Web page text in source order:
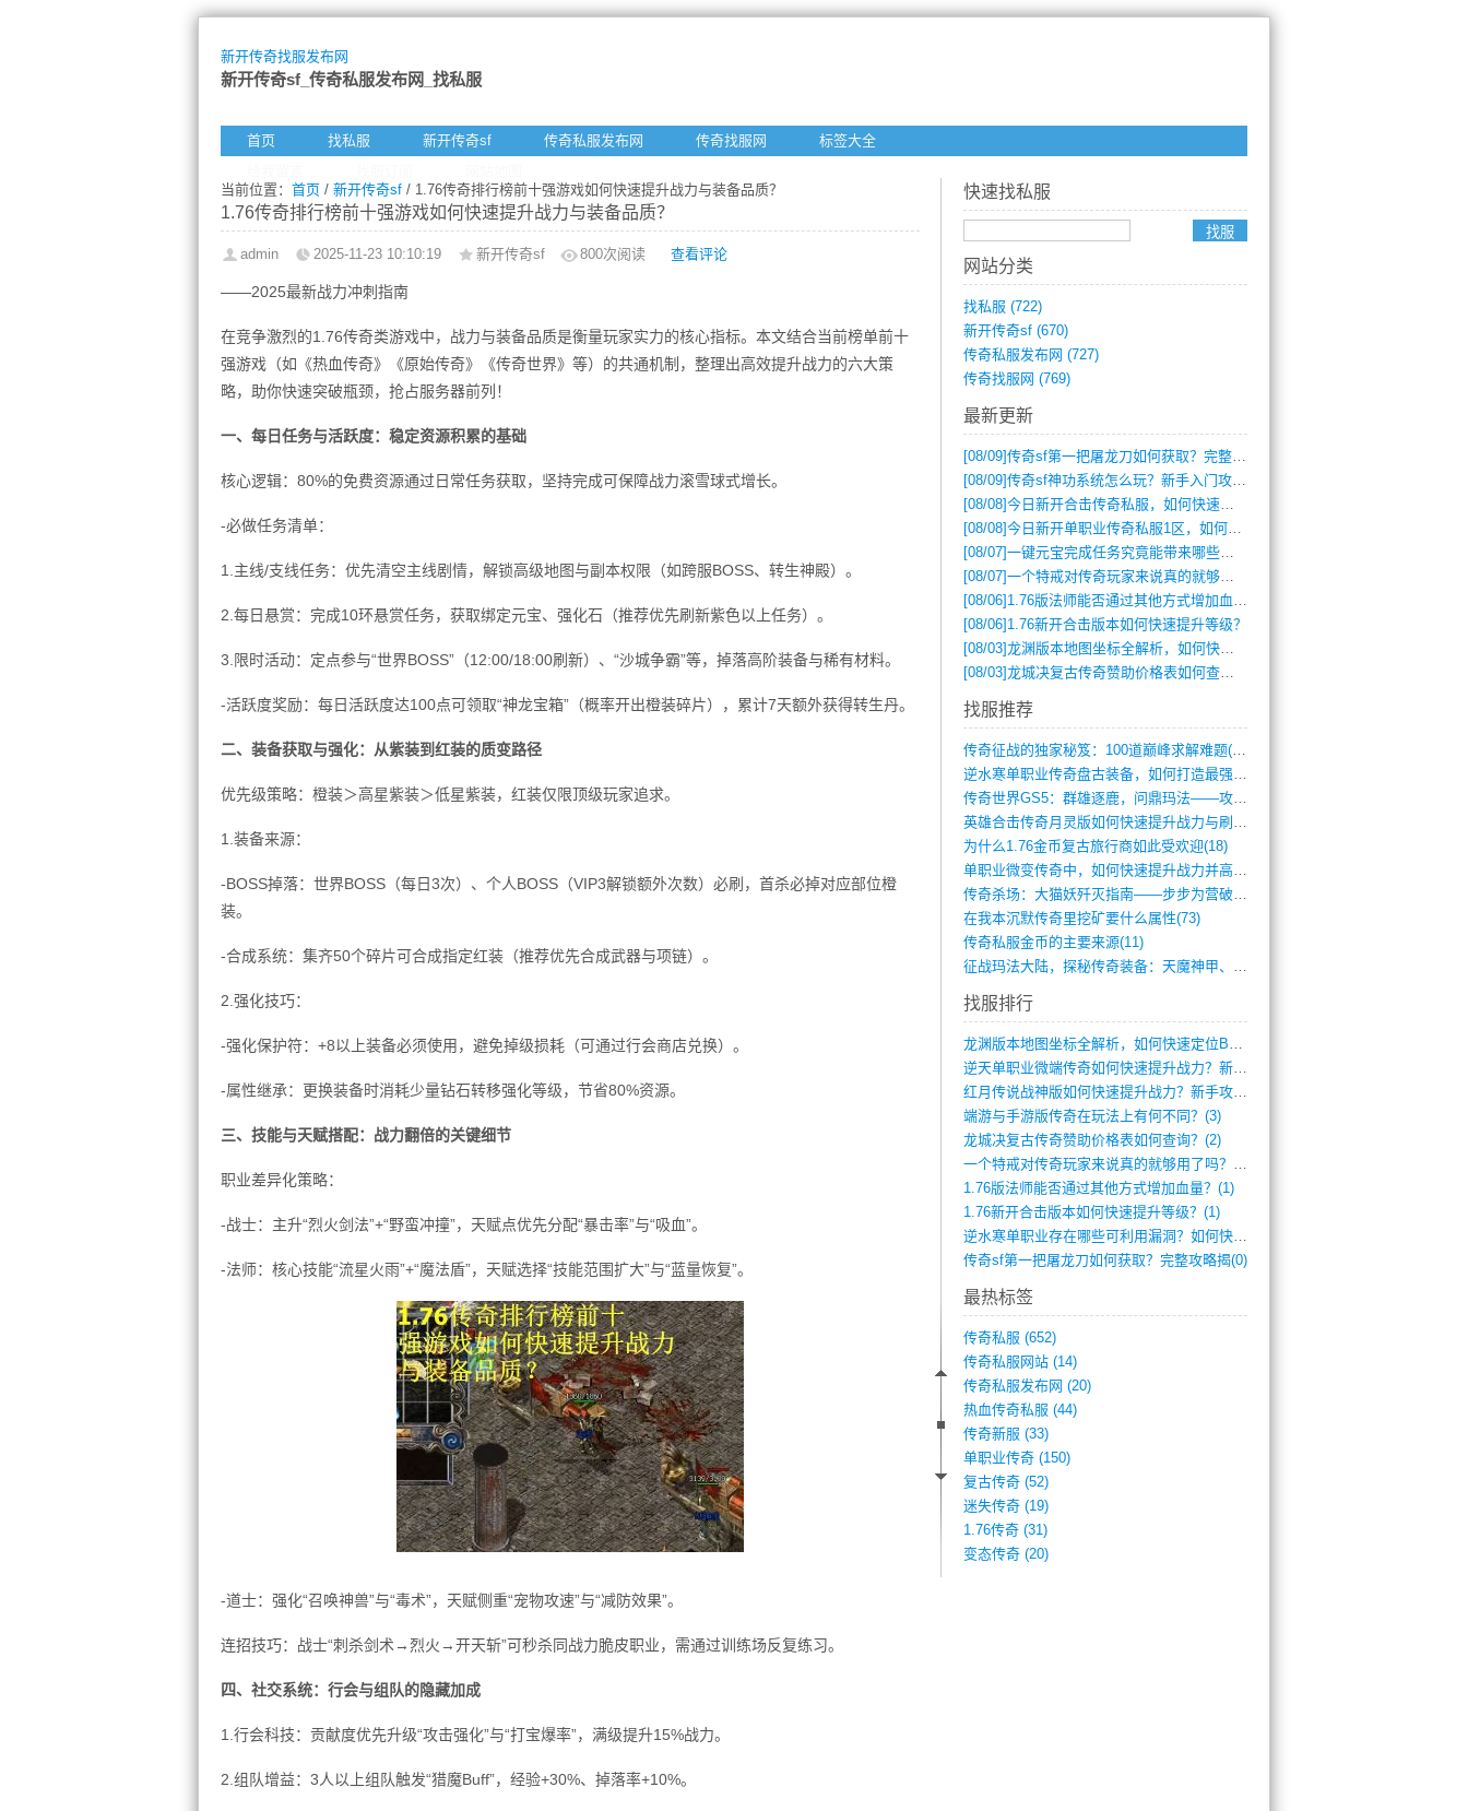
新开传奇找服发布网
新开传奇sf_传奇私服发布网_找私服
首页 找私服 新开传奇sf 传奇私服发布网 传奇找服网
标签大全
当前位置： 首页 / 新开传奇sf / 1.76传奇排行榜前十强游戏如何快速提升战力与装备品质？
1.76传奇排行榜前十强游戏如何快速提升战力与装备品质？
admin 2025-11-23 10:10:19 新开传奇sf 800次阅读 查看评论
——2025最新战力冲刺指南
在竞争激烈的1.76传奇类游戏中，战力与装备品质是衡量玩家实力的核心指标。本文结合当前榜单前十
强游戏（如《热血传奇》《原始传奇》《传奇世界》等）的共通机制，整理出高效提升战力的六大策
略，助你快速突破瓶颈，抢占服务器前列！
一、每日任务与活跃度：稳定资源积累的基础
核心逻辑：80%的免费资源通过日常任务获取，坚持完成可保障战力滚雪球式增长。
-必做任务清单：
1.主线/支线任务：优先清空主线剧情，解锁高级地图与副本权限（如跨服BOSS、转生神殿）。
2.每日悬赏：完成10环悬赏任务，获取绑定元宝、强化石（推荐优先刷新紫色以上任务）。
3.限时活动：定点参与“世界BOSS”（12:00/18:00刷新）、“沙城争霸”等，掉落高阶装备与稀有材料。
-活跃度奖励：每日活跃度达100点可领取“神龙宝箱”（概率开出橙装碎片），累计7天额外获得转生丹。
二、装备获取与强化：从紫装到红装的质变路径
优先级策略：橙装＞高星紫装＞低星紫装，红装仅限顶级玩家追求。
1.装备来源：
-BOSS掉落：世界BOSS（每日3次）、个人BOSS（VIP3解锁额外次数）必刷，首杀必掉对应部位橙
装。
-合成系统：集齐50个碎片可合成指定红装（推荐优先合成武器与项链）。
2.强化技巧：
-强化保护符：+8以上装备必须使用，避免掉级损耗（可通过行会商店兑换）。
-属性继承：更换装备时消耗少量钻石转移强化等级，节省80%资源。
三、技能与天赋搭配：战力翻倍的关键细节
职业差异化策略：
-战士：主升“烈火剑法”+“野蛮冲撞”，天赋点优先分配“暴击率”与“吸血”。
-法师：核心技能“流星火雨”+“魔法盾”，天赋选择“技能范围扩大”与“蓝量恢复”。
-道士：强化“召唤神兽”与“毒术”，天赋侧重“宠物攻速”与“减防效果”。
连招技巧：战士“刺杀剑术→烈火→开天斩”可秒杀同战力脆皮职业，需通过训练场反复练习。
四、社交系统：行会与组队的隐藏加成
1.行会科技：贡献度优先升级“攻击强化”与“打宝爆率”，满级提升15%战力。
2.组队增益：3人以上组队触发“猎魔Buff”，经验+30%、掉落率+10%。
快速找私服
网站分类
找私服 (722)
新开传奇sf (670)
传奇私服发布网 (727)
传奇找服网 (769)
最新更新
[08/09]传奇sf第一把屠龙刀如何获取？完整攻略揭秘
[08/09]传奇sf神功系统怎么玩？新手入门攻略全解析
[08/08]今日新开合击传奇私服，如何快速提升角色战力？
[08/08]今日新开单职业传奇私服1区，如何快速升级与获取顶级装备？
[08/07]一键元宝完成任务究竟能带来哪些超值优势？
[08/07]一个特戒对传奇玩家来说真的就够用了吗？
[08/06] 1.76版法师能否通过其他方式增加血量？
[08/06] 1.76新开合击版本如何快速提升等级？
[08/03]龙渊版本地图坐标全解析，如何快速定位BOSS位置？
[08/03]龙城决复古传奇赞助价格表如何查询？
找服推荐
传奇征战的独家秘笈：100道巅峰求解难题(366)
逆水寒单职业传奇盘古装备，如何打造最强战(491)
传奇世界GS5：群雄逐鹿，问鼎玛法——攻(626)
英雄合击传奇月灵版如何快速提升战力与刷装(381)
为什么1.76金币复古旅行商如此受欢迎(18)
单职业微变传奇中，如何快速提升战力并高效(5)
传奇杀场：大猫妖歼灭指南——步步为营破强(347)
在我本沉默传奇里挖矿要什么属性(73)
传奇私服金币的主要来源(11)
征战玛法大陆，探秘传奇装备：天魔神甲、屠(870)
找服排行
龙渊版本地图坐标全解析，如何快速定位BO(4)
逆天单职业微端传奇如何快速提升战力？新手(4)
红月传说战神版如何快速提升战力？新手攻略(3)
端游与手游版传奇在玩法上有何不同？(3)
龙城决复古传奇赞助价格表如何查询？(2)
一个特戒对传奇玩家来说真的就够用了吗？(1)
1.76版法师能否通过其他方式增加血量？(1)
1.76新开合击版本如何快速提升等级？(1)
逆水寒单职业存在哪些可利用漏洞？如何快速(1)
传奇sf第一把屠龙刀如何获取？完整攻略揭(0)
最热标签
传奇私服 (652)
传奇私服网站 (14)
传奇私服发布网 (20)
热血传奇私服 (44)
传奇新服 (33)
单职业传奇 (150)
复古传奇 (52)
迷失传奇 (19)
1.76传奇 (31)
变态传奇 (20)